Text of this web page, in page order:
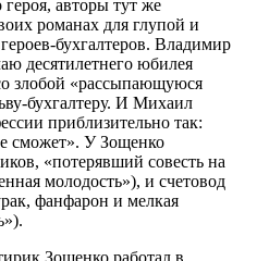
авторы тут же
романах для глупой и
бухгалтеров. Владимир
десятилетнего юбилея
злобой «рассыпающуюся
бухгалтеру. И Михаил
приблизительно так:
сможет». У Зощенко
«потерявший совесть на
молодость»), и счетовод
фанфарон и мелкая
Зощенко работал в